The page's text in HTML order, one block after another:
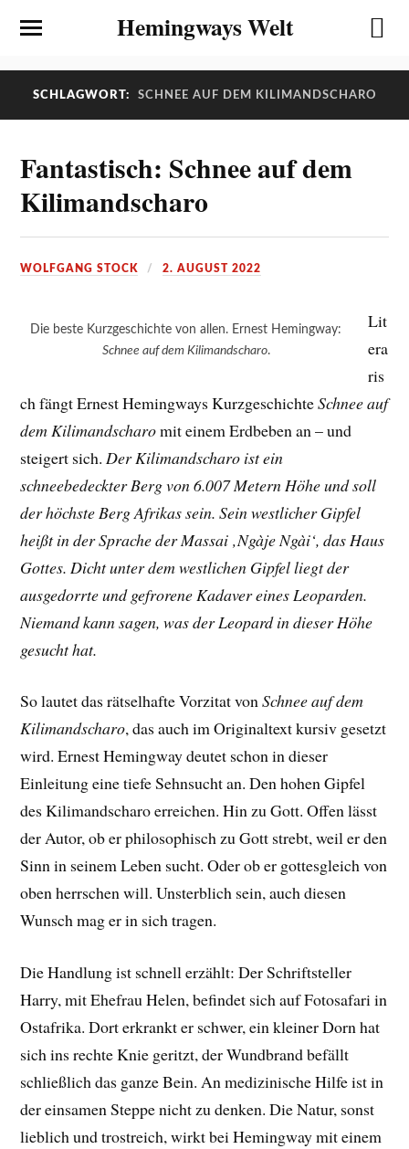
Hemingways Welt
SCHLAGWORT: SCHNEE AUF DEM KILIMANDSCHARO
Fantastisch: Schnee auf dem
Kilimandscharo
WOLFGANG STOCK 2. AUGUST 2022
Die beste Kurzgeschichte von allen. Ernest Hemingway:
Schnee auf dem Kilimandscharo.
Lit
era
ris
ch fängt Ernest Hemingways KurzgeschichteSchnee auf
dem Kilimandscharomit einem Erdbeben an – und
steigert sich. Der Kilimandscharo ist ein
schneebedeckter Berg von 6.007 Metern Höhe und soll
der höchste Berg Afrikas sein. Sein westlicher Gipfel
heißt in der Sprache der Massai ‚Ngàje Ngài‘, das Haus
Gottes. Dicht unter dem westlichen Gipfel liegt der
ausgedorrte und gefrorene Kadaver eines Leoparden.
Niemand kann sagen, was der Leopard in dieser Höhe
gesucht hat.
So lautet das rätselhafte Vorzitat vonSchnee auf dem
Kilimandscharo, das auch im Originaltext kursiv gesetzt
wird. Ernest Hemingway deutet schon in dieser
Einleitung eine tiefe Sehnsucht an. Den hohen Gipfel
des Kilimandscharo erreichen. Hin zu Gott. Offen lässt
der Autor, ob er philosophisch zu Gott strebt, weil er den
Sinn in seinem Leben sucht. Oder ob er gottesgleich von
oben herrschen will. Unsterblich sein, auch diesen
Wunsch mag er in sich tragen.
Die Handlung ist schnell erzählt: Der Schriftsteller
Harry, mit Ehefrau Helen, befindet sich auf Fotosafari in
Ostafrika. Dort erkrankt er schwer, ein kleiner Dorn hat
sich ins rechte Knie geritzt, der Wundbrand befällt
schließlich das ganze Bein. An medizinische Hilfe ist in
der einsamen Steppe nicht zu denken. Die Natur, sonst
lieblich und trostreich, wirkt bei Hemingway mit einem